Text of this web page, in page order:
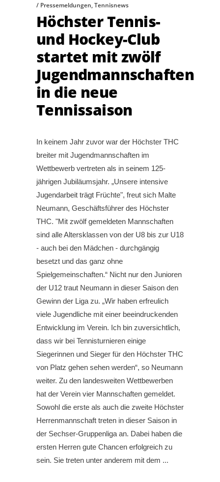
Pressemeldungen,Tennisnews
Höchster Tennis-
und Hockey-Club
startet mit zwölf
Jugendmannschaften
in die neue
Tennissaison
In keinem Jahr zuvor war der Höchster THC
breiter mit Jugendmannschaften im
Wettbewerb vertreten als in seinem 125-
jährigen Jubiläumsjahr. „Unsere intensive
Jugendarbeit trägt Früchte", freut sich Malte
Neumann, Geschäftsführer des Höchster
THC. "Mit zwölf gemeldeten Mannschaften
sind alle Altersklassen von der U8 bis zur U18
- auch bei den Mädchen - durchgängig
besetzt und das ganz ohne
Spielgemeinschaften.“ Nicht nur den Junioren
der U12 traut Neumann in dieser Saison den
Gewinn der Liga zu. „Wir haben erfreulich
viele Jugendliche mit einer beeindruckenden
Entwicklung im Verein. Ich bin zuversichtlich,
dass wir bei Tennisturnieren einige
Siegerinnen und Sieger für den Höchster THC
von Platz gehen sehen werden“, so Neumann
weiter. Zu den landesweiten Wettbewerben
hat der Verein vier Mannschaften gemeldet.
Sowohl die erste als auch die zweite Höchster
Herrenmannschaft treten in dieser Saison in
der Sechser-Gruppenliga an. Dabei haben die
ersten Herren gute Chancen erfolgreich zu
sein. Sie treten unter anderem mit dem